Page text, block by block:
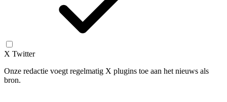
X Twitter
Onze redactie voegt regelmatig X plugins toe aan het nieuws als
bron.